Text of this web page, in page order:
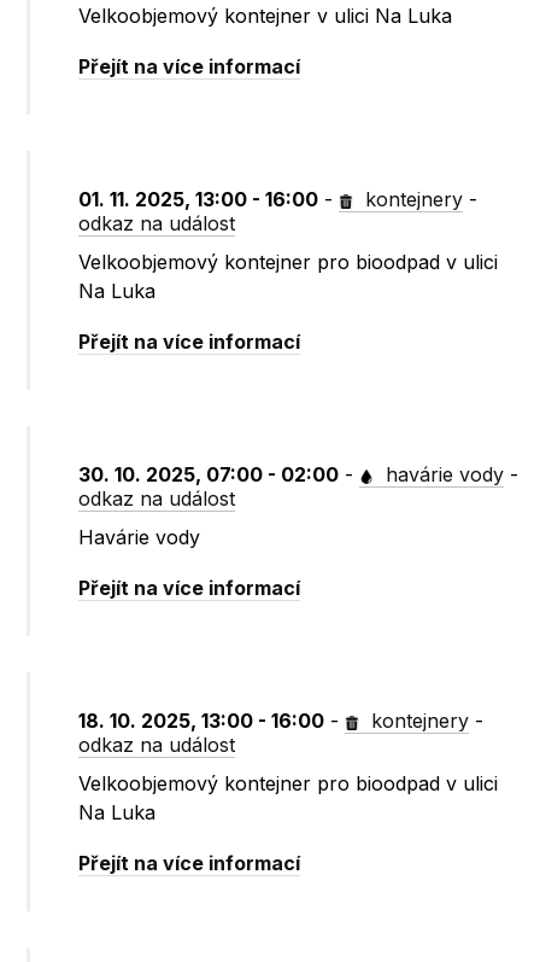
Velkoobjemový kontejner v ulici Na Luka
Přejít na více informací
01. 11. 2025, 13:00 - 16:00 - kontejnery -
odkaz na událost
Velkoobjemový kontejner pro bioodpad v ulici
Na Luka
Přejít na více informací
30. 10. 2025, 07:00 - 02:00 - havárie vody -
odkaz na událost
Havárie vody
Přejít na více informací
18. 10. 2025, 13:00 - 16:00 - kontejnery -
odkaz na událost
Velkoobjemový kontejner pro bioodpad v ulici
Na Luka
Přejít na více informací